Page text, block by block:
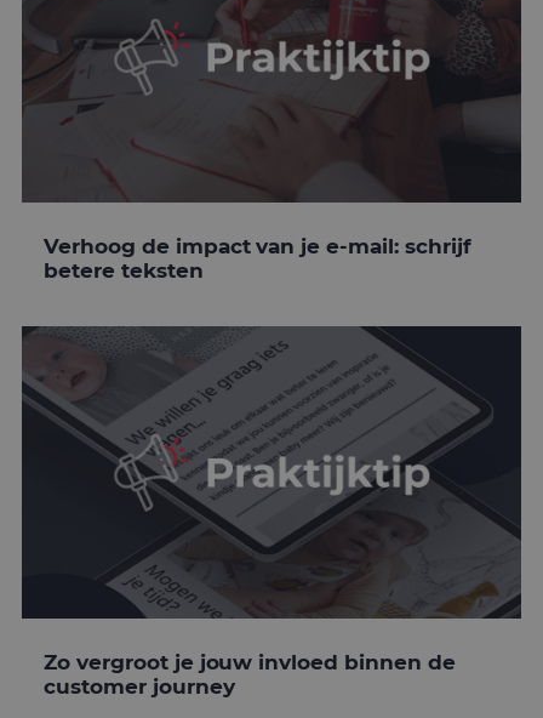
Verhoog de impact van je e-mail: schrijf
betere teksten
Zo vergroot je jouw invloed binnen de
customer journey